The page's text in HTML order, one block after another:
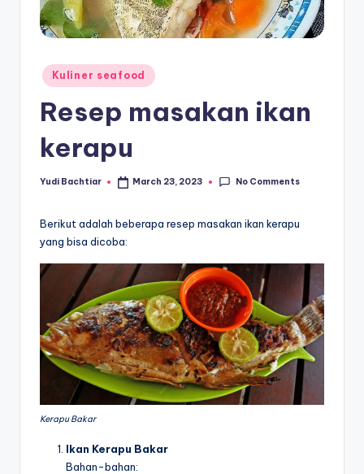
Posted
in
Kuliner seafood
Resep masakan ikan
kerapu
Posted
Yudi Bachtiar March 23, 2023 No Comments
Berikut adalah beberapa resep masakan ikan kerapu
yang bisa dicoba:
Kerapu Bakar
Ikan Kerapu Bakar
Bahan-bahan: